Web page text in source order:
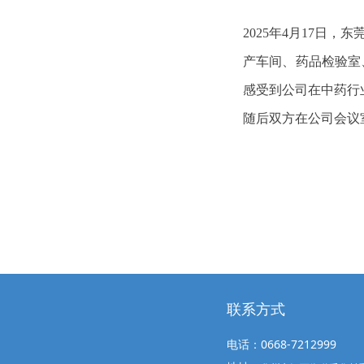
2025年4月17日，东
产车间、药品检验
感受到公司在中药
随后双方在公司会
联系方式
电话：0668-7212999